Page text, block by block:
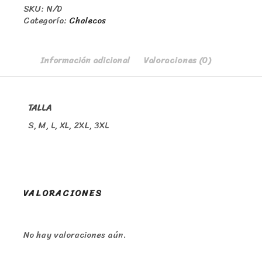
SKU: N/D
Categoría: Chalecos
Información adicional Valoraciones (0)
TALLA
S, M, L, XL, 2XL, 3XL
VALORACIONES
No hay valoraciones aún.